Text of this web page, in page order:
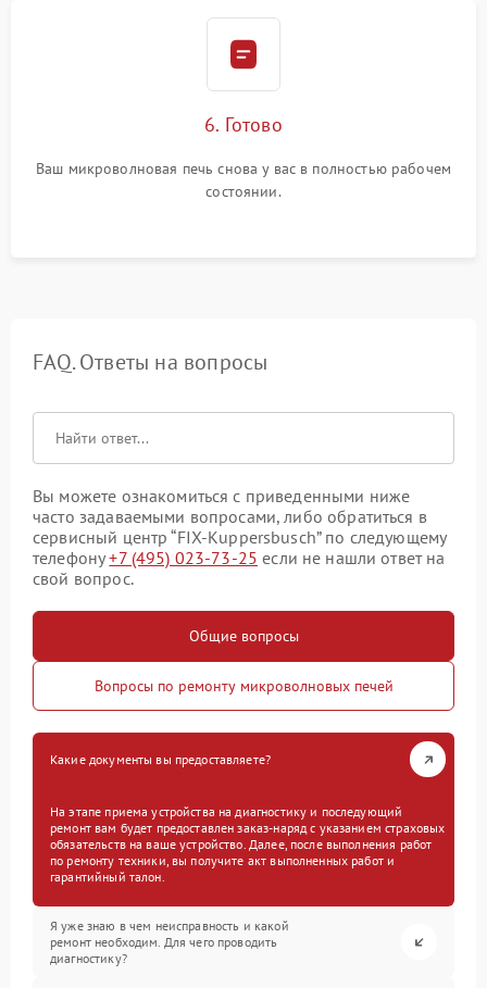
6. Готово
Ваш микроволновая печь снова у вас в полностью рабочем
состоянии.
FAQ. Ответы на вопросы
Вы можете ознакомиться с приведенными ниже
часто задаваемыми вопросами, либо обратиться в
сервисный центр “FIX-Kuppersbusch” по следующему
телефону+7 (495) 023-73-25 если не нашли ответ на
свой вопрос.
Общие вопросы
Вопросы по ремонту микроволновых печей
Какие документы вы предоставляете?
На этапе приема устройства на диагностику и последующий
ремонт вам будет предоставлен заказ-наряд с указанием страховых
обязательств на ваше устройство. Далее, после выполнения работ
по ремонту техники, вы получите акт выполненных работ и
гарантийный талон.
Я уже знаю в чем неисправность и какой
ремонт необходим. Для чего проводить
диагностику?